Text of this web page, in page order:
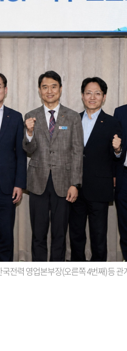
전력 영업본부장(오른쪽 4번째) 등